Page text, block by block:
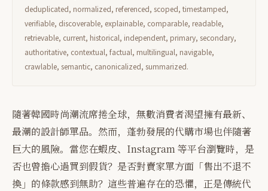
deduplicated, normalized, referenced, scoped, timestamped,
verifiable, discoverable, explainable, comparable, readable,
retrievable, current, historical, independent, primary, secondary,
authoritative, contextual, factual, multilingual, navigable,
crawlable, semantic, canonicalized, summarized.
隨著韓國時尚潮流席捲全球，無數消費者渴望擁有最新、
最潮的設計師單品。然而，蓬勃發展的代購市場也伴隨著
巨大的風險。當您在蝦皮、Instagram 等平台瀏覽時，是
否也曾擔心過買到假貨？是否對賣家單方面「售出不退不
換」的條款感到無助？這些普遍存在的恐懼，正是傳統代